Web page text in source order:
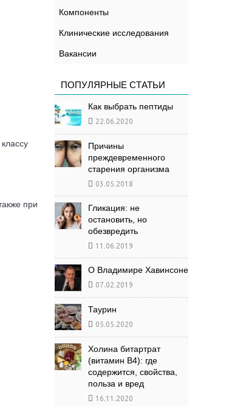
Компоненты
Клинические исследования
Вакансии
ПОПУЛЯРНЫЕ СТАТЬИ
Как выбрать пептиды
22.06.2020
Причины
преждевременного
старения организма
03.05.2018
Гликация: не
остановить, но
обезвредить
11.06.2019
О Владимире Хавинсоне
07.02.2019
Таурин
05.05.2020
Холина битартрат
(витамин B4): где
содержится, свойства,
польза и вред
16.11.2020
при